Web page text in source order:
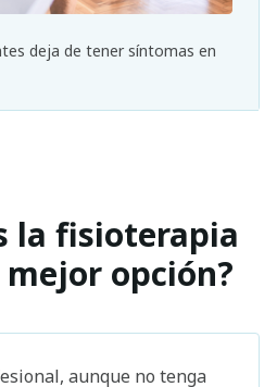
deja de tener síntomas en
la fisioterapia
opción?
aunque no tenga